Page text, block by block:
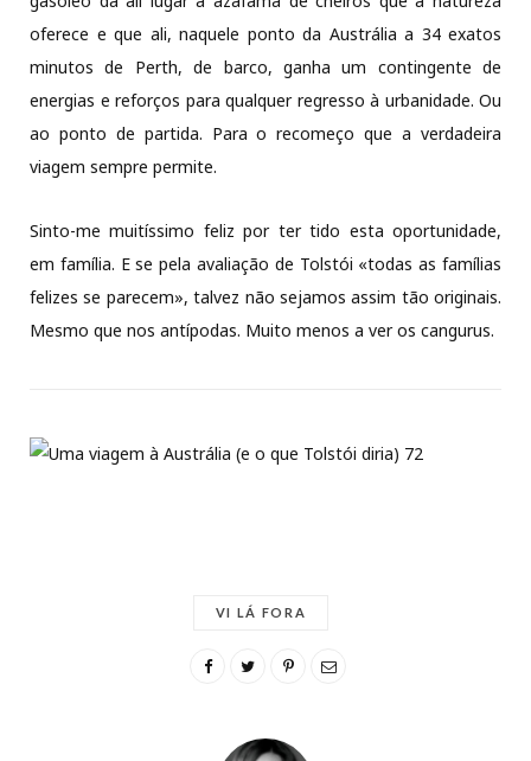
oferece e que ali, naquele ponto da Austrália a 34 exatos
minutos de Perth, de barco, ganha um contingente de
energias e reforços para qualquer regresso à urbanidade. Ou
ao ponto de partida. Para o recomeço que a verdadeira
viagem sempre permite.
Sinto-me muitíssimo feliz por ter tido esta oportunidade,
em família. E se pela avaliação de Tolstói «todas as famílias
felizes se parecem», talvez não sejamos assim tão originais.
Mesmo que nos antípodas. Muito menos a ver os cangurus.
VI LÁ FORA